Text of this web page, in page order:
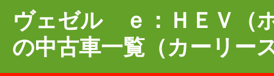
ヴェゼル ｅ：ＨＥＶ（
の中古車一覧（カーリー